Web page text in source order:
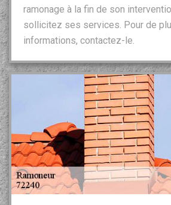
ramonage à la fin de son
sollicitez ses services. Pour de
informations, contactez-le.